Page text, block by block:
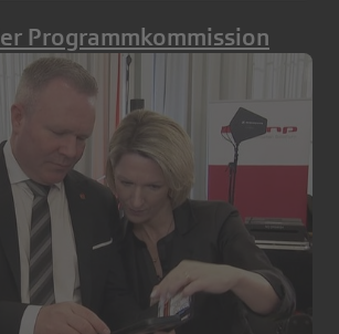
Programmkommission